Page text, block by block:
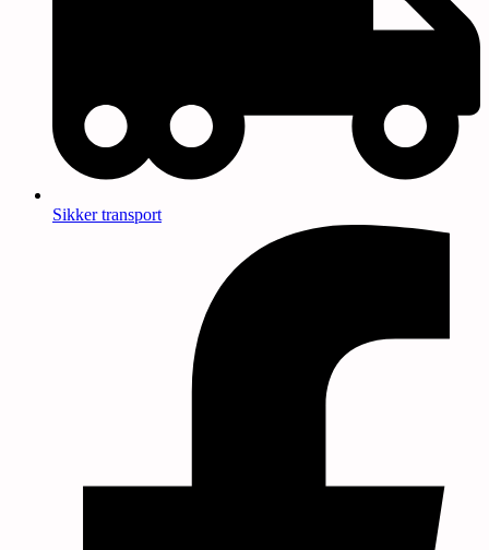
Sikker transport